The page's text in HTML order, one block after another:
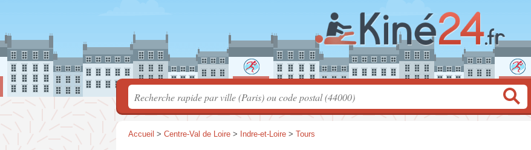
Accueil > Centre-Val de Loire > Indre-et-Loire > Tours